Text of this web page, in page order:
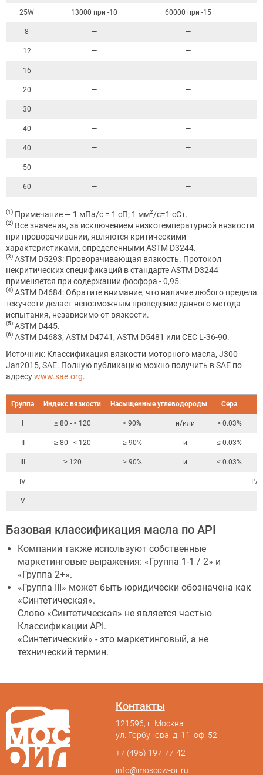
25W 13000 при -10 60000 при -15
8 — —
12 — —
16 — —
20 — —
30 — —
40 — —
40 — —
50 — —
60 — —
(1) Примечание — 1 мПа/с = 1 сП; 1 мм2/с=1 сСт.
(2) Все значения, за исключением низкотемпературной вязкости
при проворачивании, являются критическими
характеристиками, определенными ASTM D3244.
(3) ASTM D5293: Проворачивающая вязкость. Протокол
некритических спецификаций в стандарте ASTM D3244
применяется при содержании фосфора - 0,95.
(4) ASTM D4684: Обратите внимание, что наличие любого предела
текучести делает невозможным проведение данного метода
испытания, независимо от вязкости.
(5) ASTM D445.
(6) ASTM D4683, ASTM D4741, ASTM D5481 или CEC L-36-90.
Источник: Классификация вязкости моторного масла, J300
Jan2015, SAE. Полную публикацию можно получить в SAE по
адресуwww.sae.org.
Группа Индекс вязкости Насыщенные углеводороды Сера
I ≥ 80 - < 120 < 90% и/или > 0.03%
II ≥ 80 - < 120 ≥ 90% и ≤ 0.03%
III ≥ 120 ≥ 90% и ≤ 0.03%
IV
V
Базовая классификация масла по API
Компании также используют собственные
маркетинговые выражения: «Группа 1-1 / 2» и
«Группа 2+».
«Группа III» может быть юридически обозначена как
«Синтетическая».
Слово «Синтетическая» не является частью
Классификации API.
«Синтетический» - это маркетинговый, а не
технический термин.
Контакты
121596, г. Москва
ул. Горбунова, д. 11, оф. 52
+7 (495) 197-77-42
info@moscow-oil.ru